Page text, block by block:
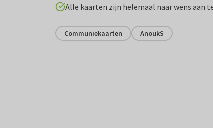
Alle kaarten zijn helemaal naar wens aan
Communiekaarten AnoukS